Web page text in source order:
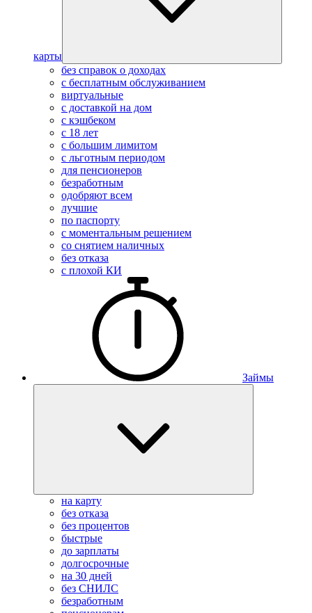
карты
без справок о доходах
с бесплатным обслуживанием
виртуальные
с доставкой на дом
с кэшбеком
с 18 лет
с большим лимитом
с льготным периодом
для пенсионеров
безработным
одобряют всем
лучшие
по паспорту
с моментальным решением
со снятием наличных
без отказа
с плохой КИ
Займы
на карту
без отказа
без процентов
быстрые
до зарплаты
долгосрочные
на 30 дней
без СНИЛС
безработным